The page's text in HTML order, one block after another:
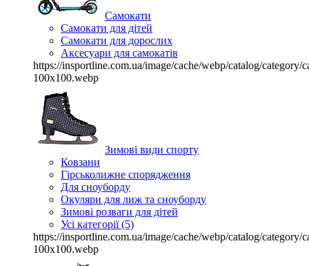
Самокати
Самокати для дітей
Самокати для дорослих
Аксесуари для самокатів
https://insportline.com.ua/image/cache/webp/catalog/category/
100x100.webp
Зимові види спорту
Ковзани
Гірськолижне спорядження
Для сноуборду
Окуляри для лиж та сноуборду
Зимові розваги для дітей
Усі категорії (5)
https://insportline.com.ua/image/cache/webp/catalog/category/
100x100.webp